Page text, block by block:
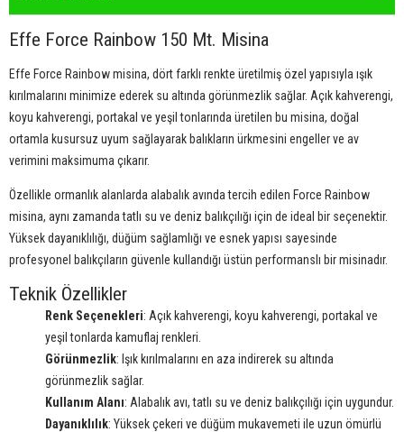
Effe Force Rainbow 150 Mt. Misina
Effe Force Rainbow misina, dört farklı renkte üretilmiş özel yapısıyla ışık
kırılmalarını minimize ederek su altında görünmezlik sağlar. Açık kahverengi,
koyu kahverengi, portakal ve yeşil tonlarında üretilen bu misina, doğal
ortamla kusursuz uyum sağlayarak balıkların ürkmesini engeller ve av
verimini maksimuma çıkarır.
Özellikle ormanlık alanlarda alabalık avında tercih edilen Force Rainbow
misina, aynı zamanda tatlı su ve deniz balıkçılığı için de ideal bir seçenektir.
Yüksek dayanıklılığı, düğüm sağlamlığı ve esnek yapısı sayesinde
profesyonel balıkçıların güvenle kullandığı üstün performanslı bir misinadır.
Teknik Özellikler
Renk Seçenekleri: Açık kahverengi, koyu kahverengi, portakal ve
yeşil tonlarda kamuflaj renkleri.
Görünmezlik: Işık kırılmalarını en aza indirerek su altında
görünmezlik sağlar.
Kullanım Alanı: Alabalık avı, tatlı su ve deniz balıkçılığı için uygundur.
Dayanıklılık: Yüksek çekeri ve düğüm mukavemeti ile uzun ömürlü